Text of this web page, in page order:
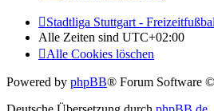
Stadtliga Stuttgart -
Alle Zeiten sind UTC+02:00
Alle Cookies löschen
Powered by phpBB® Forum Software